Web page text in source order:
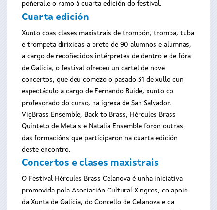
poñeralle o ramo á cuarta edición do festival.
Cuarta edición
Xunto coas clases maxistrais de trombón, trompa, tuba
e trompeta dirixidas a preto de 90 alumnos e alumnas,
a cargo de recoñecidos intérpretes de dentro e de fóra
de Galicia, o festival ofreceu un cartel de nove
concertos, que deu comezo o pasado 31 de xullo cun
espectáculo a cargo de Fernando Buide, xunto co
profesorado do curso, na igrexa de San Salvador.
VigBrass Ensemble, Back to Brass, Hércules Brass
Quinteto de Metais e Natalia Ensemble foron outras
das formacións que participaron na cuarta edición
deste encontro.
Concertos e clases maxistrais
O Festival Hércules Brass Celanova é unha iniciativa
promovida pola Asociación Cultural Xingros, co apoio
da Xunta de Galicia, do Concello de Celanova e da